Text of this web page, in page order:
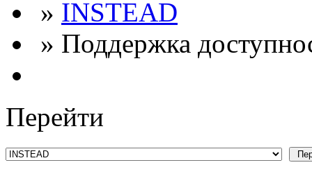
» INSTEAD
» Поддержка
Перейти